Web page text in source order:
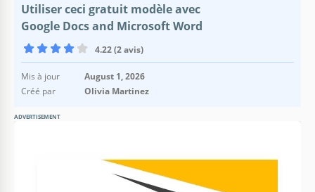
Utiliser ceci gratuit modèle avec
Google Docs and Microsoft Word
4.22 (2 avis)
Mis à jour
August 1, 2026
Créé par
Olivia Martinez
ADVERTISEMENT